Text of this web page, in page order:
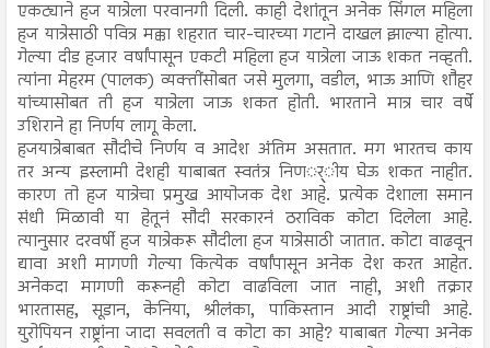
एकट्याने हज यात्रेला परवानगी दिली. काही देशांतून अनेक सिंगल महिला
हज यात्रेसाठी पवित्र मक्का शहरात चार-चारच्या गटाने दाखल झाल्या होत्या.
गेल्या दीड हजार वर्षांपासून एकटी महिला हज यात्रेला जाऊ शकत नव्हती.
त्यांना मेहरम (पालक) व्यक्तींसोबत जसे मुलगा, वडील, भाऊ आणि शौहर
यांच्यासोबत ती हज यात्रेला जाऊ शकत होती. भारताने मात्र चार वर्षे
उशिराने हा निर्णय लागू केला.
हजयात्रेबाबत सौदीचे निर्णय व आदेश अंतिम असतात. मग भारतच काय
तर अन्य इस्लामी देशही याबाबत स्वतंत्र निणर््ीय घेऊ शकत नाहीत.
कारण तो हज यात्रेचा प्रमुख आयोजक देश आहे. प्रत्येक देशाला समान
संधी मिळावी या हेतूनं सौदी सरकारनं ठराविक कोटा दिलेला आहे.
त्यानुसार दरवर्षी हज यात्रेकरू सौदीला हज यात्रेसाठी जातात. कोटा वाढवून
द्यावा अशी मागणी गेल्या कित्येक वर्षांपासून अनेक देश करत आहेत.
अनेकदा मागणी करूनही कोटा वाढविला जात नाही, अशी तक्रार
भारतासह, सूडान, केनिया, श्रीलंका, पाकिस्तान आदी राष्ट्रांची आहे.
युरोपियन राष्ट्रांना जादा सवलती व कोटा का आहे? याबाबत गेल्या अनेक